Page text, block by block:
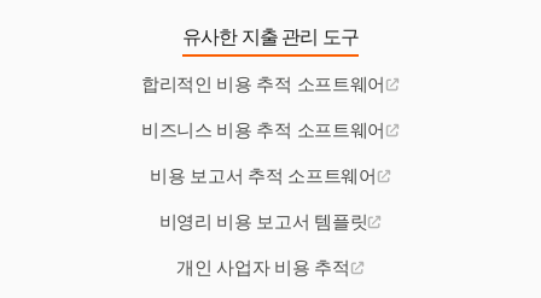
유사한 지출 관리 도구
합리적인 비용 추적 소프트웨어
비즈니스 비용 추적 소프트웨어
비용 보고서 추적 소프트웨어
비영리 비용 보고서 템플릿
개인 사업자 비용 추적